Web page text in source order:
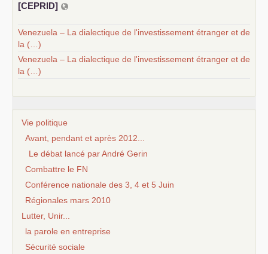
[CEPRID]
Venezuela – La dialectique de l'investissement étranger et de
la (…)
Venezuela – La dialectique de l'investissement étranger et de
la (…)
Vie politique
Avant, pendant et après 2012...
Le débat lancé par André Gerin
Combattre le FN
Conférence nationale des 3, 4 et 5 Juin
Régionales mars 2010
Lutter, Unir...
la parole en entreprise
Sécurité sociale